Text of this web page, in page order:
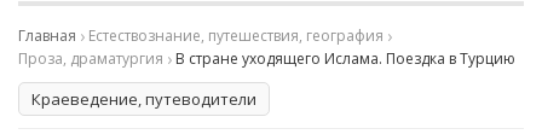
Главная
Естествознание, путешествия, география
Проза, драматургия
В стране уходящего Ислама. Поездка в Турцию
Краеведение, путеводители